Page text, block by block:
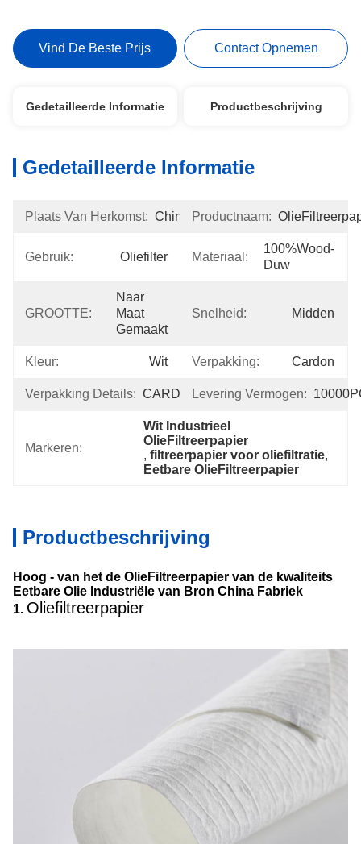
Vind De Beste Prijs Contact Opnemen
Gedetailleerde Informatie Productbeschrijving
Gedetailleerde Informatie
Plaats Van Herkomst: China Productnaam:
Gebruik: Oliefilter Materiaal:
100%wood-
Duw
GROOTTE:
Naar
Maat
Gemaakt
Snelheid: Midden
Kleur: Wit Verpakking: Cardon
Verpakking Details: CARDONLevering Vermogen:
Markeren:
Wit Industrieel
OlieFiltreerpapier
, filtreerpapier voor oliefiltratie,
Eetbare OlieFiltreerpapier
Productbeschrijving
Hoog - van het de OlieFiltreerpapier van de kwaliteits
Eetbare Olie Industriële van Bron China Fabriek
1. Oliefiltreerpapier